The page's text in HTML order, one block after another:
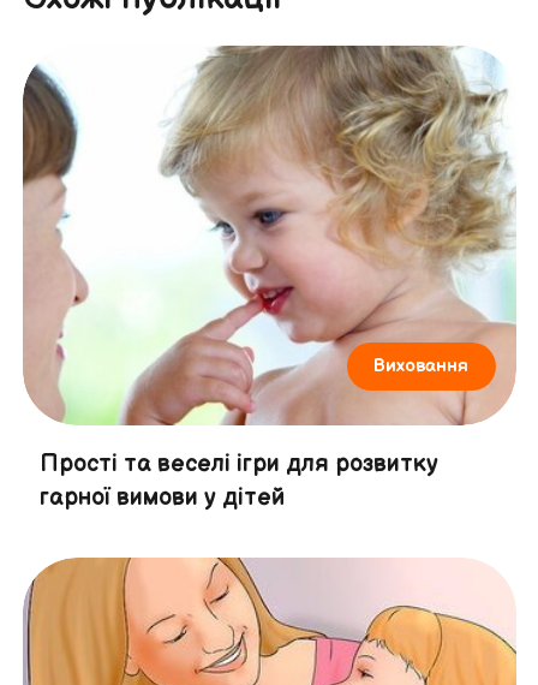
Виховання
Прості та веселі ігри для розвитку
гарної вимови у дітей